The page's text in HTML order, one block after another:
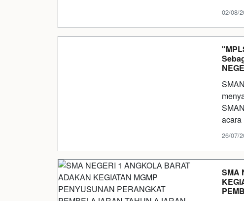
02/08/
acara
26/07/
SMA